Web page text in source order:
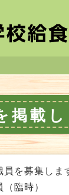
掲載
を募集しま
臨時）